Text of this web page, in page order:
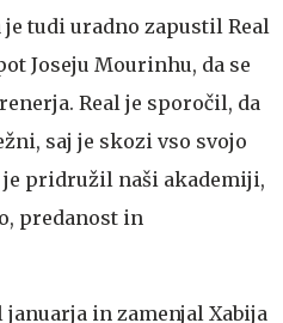
tudi uradno zapustil Real
Joseju Mourinhu, da se
Real je sporočil, da
saj je skozi vso svojo
pridružil naši akademiji,
predanost in
in zamenjal Xabija